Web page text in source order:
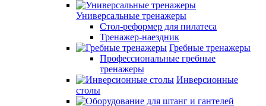
Универсальные тренажеры
Стол-реформер для пилатеса
Тренажер-наездник
Гребные тренажеры
Профессиональные гребные
тренажеры
Инверсионные
столы